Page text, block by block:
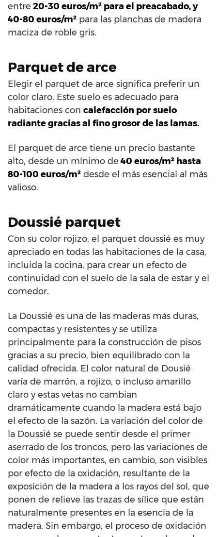
entre 20-30 euros/m² para el preacabado, y
40-80 euros/m² para las planchas de madera
maciza de roble gris.
Parquet de arce
Elegir el parquet de arce significa preferir un
color claro. Este suelo es adecuado para
habitaciones con calefacción por suelo
radiante gracias al fino grosor de las lamas.
El parquet de arce tiene un precio bastante
alto, desde un mínimo de 40 euros/m² hasta
80-100 euros/m² desde el más esencial al más
valioso.
Doussié parquet
Con su color rojizo, el parquet doussié es muy
apreciado en todas las habitaciones de la casa,
incluida la cocina, para crear un efecto de
continuidad con el suelo de la sala de estar y el
comedor.
La Doussié es una de las maderas más duras,
compactas y resistentes y se utiliza
principalmente para la construcción de pisos
gracias a su precio, bien equilibrado con la
calidad ofrecida. El color natural de Dousié
varía de marrón, a rojizo, o incluso amarillo
claro y estas vetas no cambian
dramáticamente cuando la madera está bajo
el efecto de la sazón. La variación del color de
la Doussié se puede sentir desde el primer
aserrado de los troncos, pero las variaciones de
color más importantes, en cambio, son visibles
por efecto de la oxidación, resultante de la
exposición de la madera a los rayos del sol, que
ponen de relieve las trazas de sílice que están
naturalmente presentes en la esencia de la
madera. Sin embargo, el proceso de oxidación